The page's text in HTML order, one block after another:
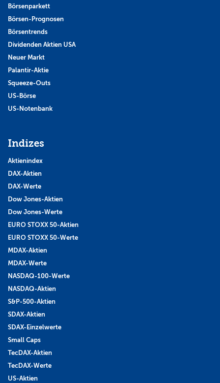
Börsenparkett
Börsen-Prognosen
Börsentrends
Dividenden Aktien USA
Neuer Markt
Palantir-Aktie
Squeeze-Outs
US-Börse
US-Notenbank
Indizes
Aktienindex
DAX-Aktien
DAX-Werte
Dow Jones-Aktien
Dow Jones-Werte
EURO STOXX 50-Aktien
EURO STOXX 50-Werte
MDAX-Aktien
MDAX-Werte
NASDAQ-100-Werte
NASDAQ-Aktien
S&P-500-Aktien
SDAX-Aktien
SDAX-Einzelwerte
Small Caps
TecDAX-Aktien
TecDAX-Werte
US-Aktien